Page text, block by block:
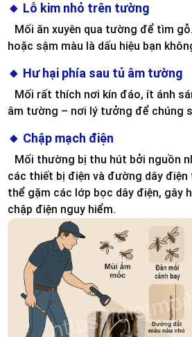
🔸 Lỗ kim nhỏ trên tường
Mối ăn xuyên qua tường để tìm
hoặc sậm màu là dấu hiệu bạn
🔸 Hư hại phía sau tủ âm tường
Mối rất thích nơi kín đáo, ít ánh
âm tường – nơi lý tưởng để chúng
🔸 Chập mạch điện
Mối thường bị thu hút bởi nguồn
các thiết bị điện và đường dây
thể gặm các lớp bọc dây điện, gây
chập điện nguy hiểm.